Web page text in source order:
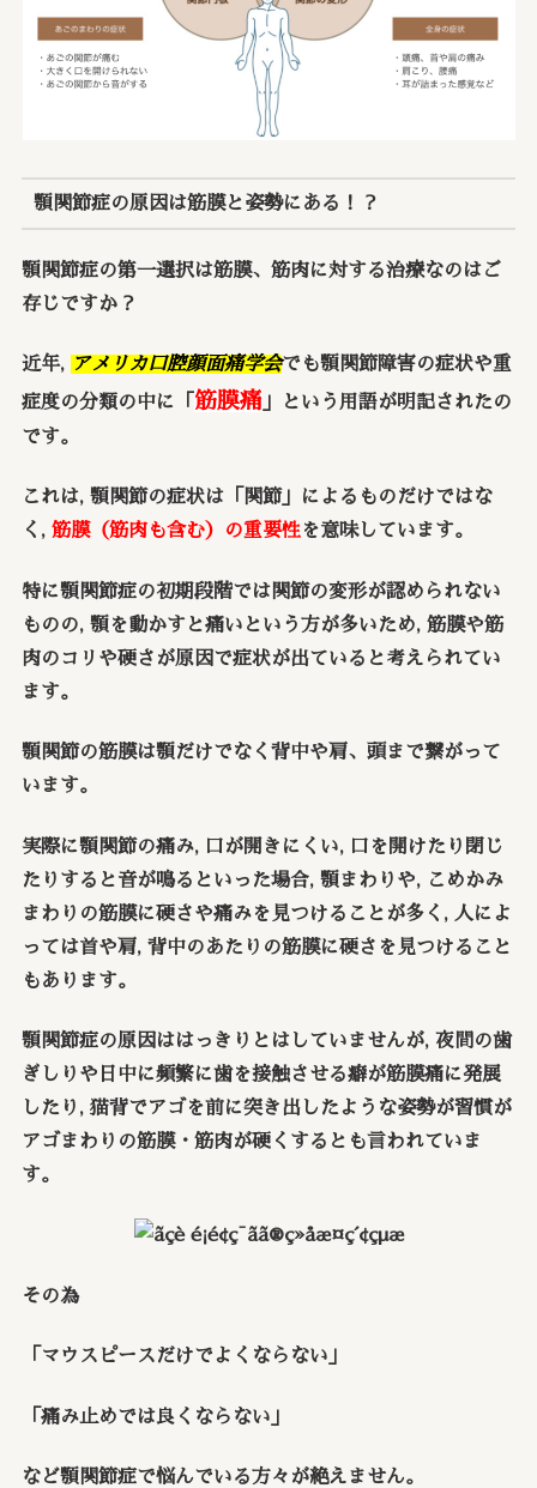
顎関節症の原因は筋膜と姿勢にある！？
顎関節症の第一選択は筋膜、筋肉に対する治療なのはご
存じですか？
近年, アメリカ口腔顔面痛学会でも顎関節障害の症状や重
症度の分類の中に「 筋膜痛 」という用語が明記されたの
です。
これは, 顎関節の症状は「関節」によるものだけではな
く,筋膜（筋肉も含む）の重要性を意味しています。
特に顎関節症の初期段階では関節の変形が認められない
ものの, 顎を動かすと痛いという方が多いため, 筋膜や筋
肉のコリや硬さが原因で症状が出ていると考えられてい
ます。
顎関節の筋膜は顎だけでなく背中や肩、頭まで繋がって
います。
実際に顎関節の痛み, 口が開きにくい, 口を開けたり閉じ
たりすると音が鳴るといった場合, 顎まわりや, こめかみ
まわりの筋膜に硬さや痛みを見つけることが多く, 人によ
っては首や肩, 背中のあたりの筋膜に硬さを見つけること
もあります。
顎関節症の原因ははっきりとはしていませんが, 夜間の歯
ぎしりや日中に頻繁に歯を接触させる癖が筋膜痛に発展
したり, 猫背でアゴを前に突き出したような姿勢が習慣が
アゴまわりの筋膜・筋肉が硬くするとも言われていま
す。
その為
「マウスピースだけでよくならない」
「痛み止めでは良くならない」
など顎関節症で悩んでいる方々が絶えません。